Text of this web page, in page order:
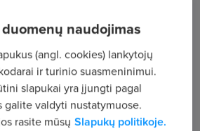
visus skelbimus
naudojimas
(angl. cookies) lankytojų
ir turinio suasmeninimui.
slapukai yra įjungti pagal
galite valdyti nustatymuose.
rasite mūsų Slapukų politikoje.